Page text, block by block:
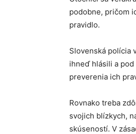
podobne, pričom
pravidlo.
Slovenská polícia
ihneď hlásili a
preverenia ich
Rovnako treba
svojich blízkych,
skúseností. V